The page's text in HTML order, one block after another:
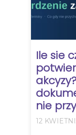
Ile sie
nie
12